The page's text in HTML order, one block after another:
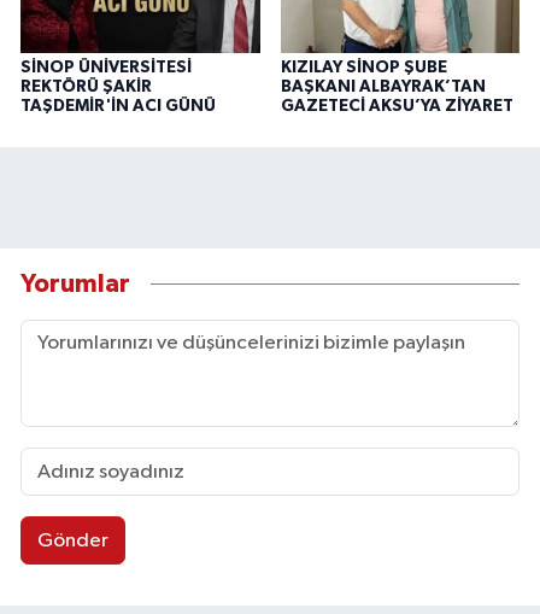
SİNOP ÜNİVERSİTESİ
REKTÖRÜ ŞAKİR
TAŞDEMİR'İN ACI GÜNÜ
KIZILAY SİNOP ŞUBE
BAŞKANI ALBAYRAK’TAN
GAZETECİ AKSU’YA ZİYARET
Yorumlar
Gönder